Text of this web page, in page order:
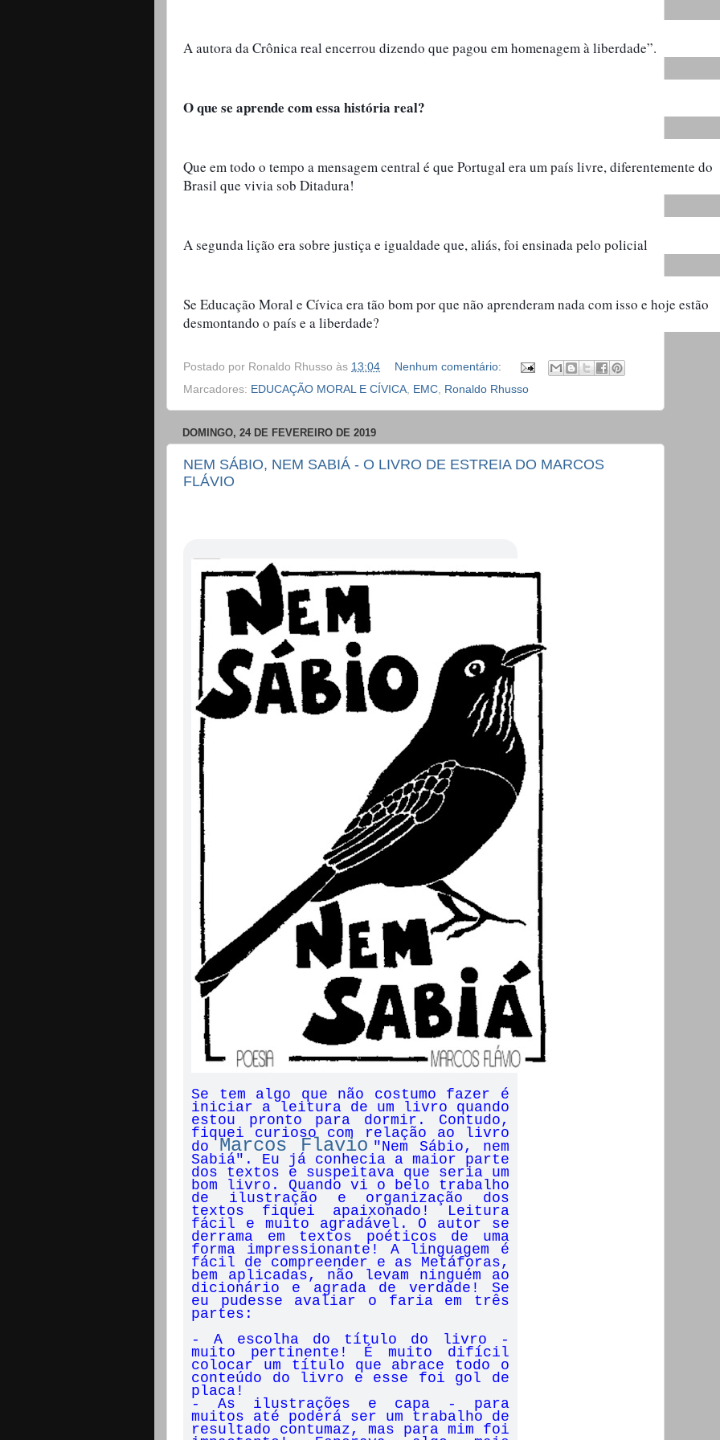
A autora da Crônica real encerrou dizendo que pagou em homenagem à liberdade”.
O que se aprende com essa história real?
Que em todo o tempo a mensagem central é que Portugal era um país livre, diferentemente do
Brasil que vivia sob Ditadura!
A segunda lição era sobre justiça e igualdade que, aliás, foi ensinada pelo policial
Se Educação Moral e Cívica era tão bom por que não aprenderam nada com isso e hoje estão
desmontando o país e a liberdade?
Postado por Ronaldo Rhusso às 13:04
Nenhum comentário:
Marcadores: EDUCAÇÃO MORAL E CÍVICA EMC Ronaldo Rhusso
DOMINGO, 24 DE FEVEREIRO DE 2019
NEM SÁBIO, NEM SABIÁ - O LIVRO DE ESTREIA DO MARCOS
FLÁVIO
Se tem algo que não costumo fazer é
iniciar a leitura de um livro quando
estou pronto para dormir. Contudo,
fiquei curioso com relação ao livro
do
Marcos Flavio "Nem Sábio, nem
Sabiá" . Eu já conhecia a maior parte
dos textos e suspeitava que seria um
bom livro. Quando vi o belo trabalho
de ilustração e organização dos
textos fiquei apaixonado! Leitura
fácil e muito agradável. O autor se
derrama em textos poéticos de uma
forma impressionante! A linguagem é
fácil de compreender e as Metáforas,
bem aplicadas, não levam ninguém ao
dicionário e agrada de verdade! Se
eu pudesse avaliar o faria em três
partes:
- A escolha do título do livro -
muito pertinente! É muito difícil
colocar um título que abrace todo o
conteúdo do livro e esse foi gol de
placa!
- As ilustrações e capa - para
muitos até poderá ser um trabalho de
resultado contumaz, mas para mim foi